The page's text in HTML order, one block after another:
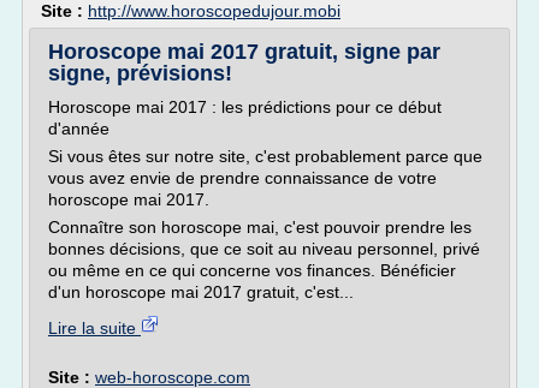
Site : http://www.horoscopedujour.mobi
Horoscope mai 2017 gratuit, signe par
signe, prévisions!
Horoscope mai 2017 : les prédictions pour ce début
d'année
Si vous êtes sur notre site, c'est probablement parce que
vous avez envie de prendre connaissance de votre
horoscope mai 2017.
Connaître son horoscope mai, c'est pouvoir prendre les
bonnes décisions, que ce soit au niveau personnel, privé
ou même en ce qui concerne vos finances. Bénéficier
d'un horoscope mai 2017 gratuit, c'est...
Lire la suite
Site : web-horoscope.com